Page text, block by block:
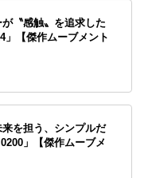
〝感触〟を追求した
」【傑作ムーブメント
を担う、シンプルだ
」【傑作ムーブメ